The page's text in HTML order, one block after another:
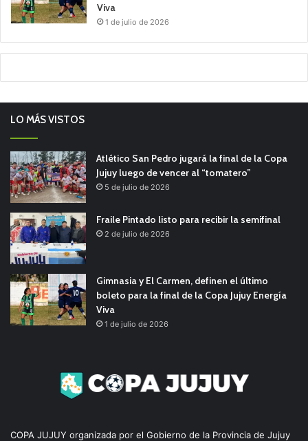
Viva
1 de julio de 2026
LO MÁS VISTOS
Atlético San Pedro jugará la final de la Copa
Jujuy luego de vencer al “tomatero”
5 de julio de 2026
Fraile Pintado listo para recibir la semifinal
2 de julio de 2026
Gimnasia y El Carmen, definen el último
boleto para la final de la Copa Jujuy Energía
Viva
1 de julio de 2026
COPA JUJUY organizada por el Gobierno de la Provincia de Jujuy